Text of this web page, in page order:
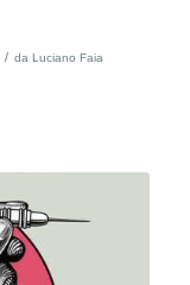
/ da Luciano Faia